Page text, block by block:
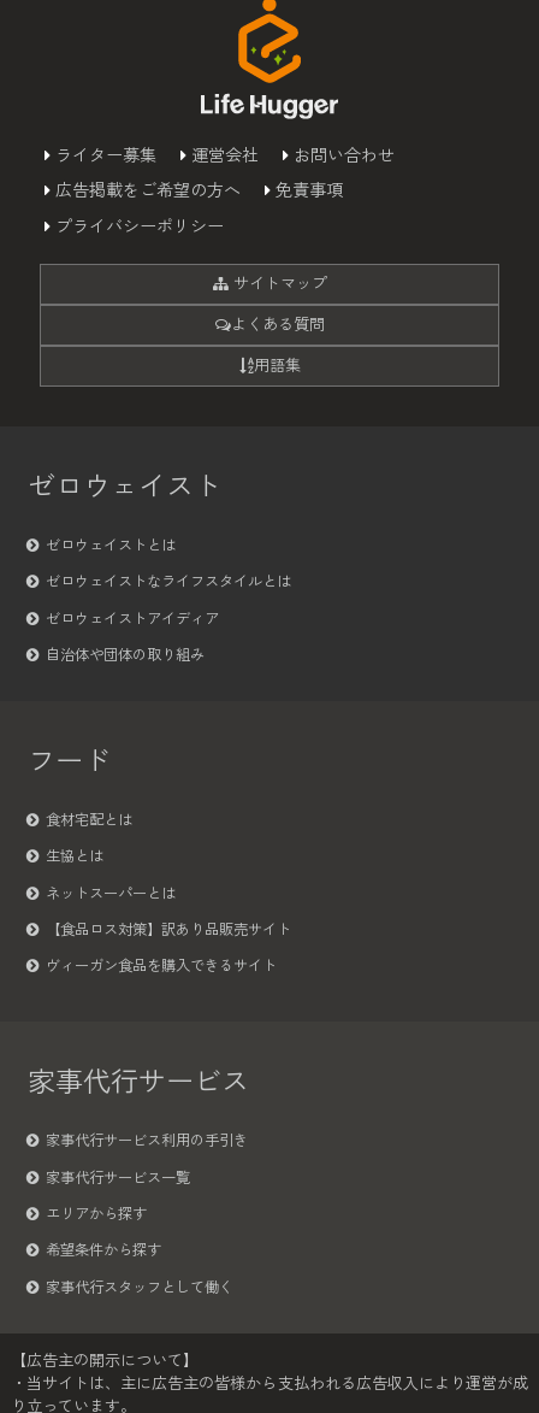
ライター募集 運営会社
お問い合わせ
広告掲載をご希望の方へ
免責事項
プライバシーポリシー
サイトマップ
よくある質問
用語集
ゼロウェイスト
ゼロウェイストとは
ゼロウェイストなライフスタイルとは
ゼロウェイストアイディア
自治体や団体の取り組み
フード
食材宅配とは
生協とは
ネットスーパーとは
【食品ロス対策】訳あり品販売サイト
ヴィーガン食品を購入できるサイト
家事代行サービス
家事代行サービス利用の手引き
家事代行サービス一覧
エリアから探す
希望条件から探す
家事代行スタッフとして働く
【広告主の開示について】
・当サイトは、主に広告主の皆様から支払われる広告収入により運営が成
り立っています。